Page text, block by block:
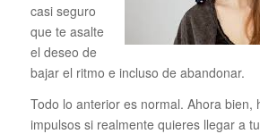
casi seguro
que te asalte
el deseo de
bajar el ritmo e incluso de abandonar.
Todo lo anterior es normal. Ahora bien,
impulsos si realmente quieres llegar a